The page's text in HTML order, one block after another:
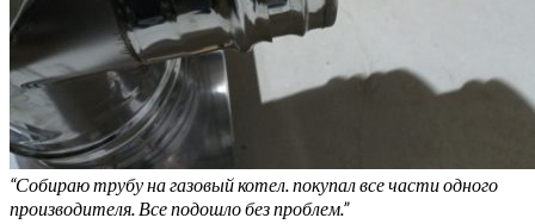
“Собираю трубу на газовый котел. покупал все части одного
производителя. Все подошло без проблем.”